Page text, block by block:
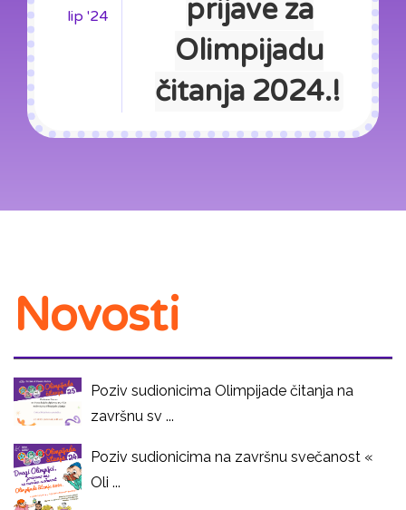
lip '24
prijave za
Olimpijadu
čitanja 2024.!
Novosti
Poziv sudionicima Olimpijade čitanja na
završnu sv ...
Poziv sudionicima na završnu svečanost «
Oli ...